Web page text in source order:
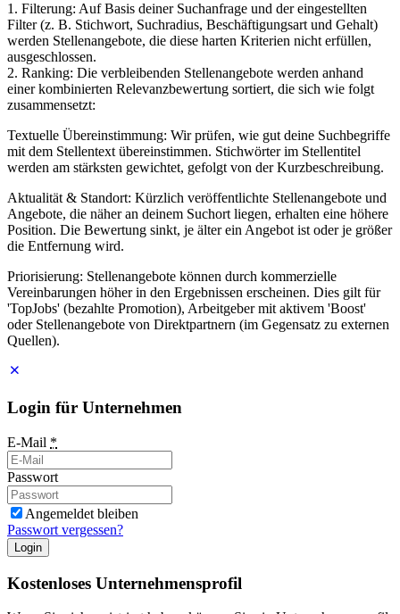
1. Filterung: Auf Basis deiner Suchanfrage und der eingestellten
Filter (z. B. Stichwort, Suchradius, Beschäftigungsart und Gehalt)
werden Stellenangebote, die diese harten Kriterien nicht erfüllen,
ausgeschlossen.
2. Ranking: Die verbleibenden Stellenangebote werden anhand
einer kombinierten Relevanzbewertung sortiert, die sich wie folgt
zusammensetzt:
Textuelle Übereinstimmung: Wir prüfen, wie gut deine Suchbegriffe
mit dem Stellentext übereinstimmen. Stichwörter im Stellentitel
werden am stärksten gewichtet, gefolgt von der Kurzbeschreibung.
Aktualität & Standort: Kürzlich veröffentlichte Stellenangebote und
Angebote, die näher an deinem Suchort liegen, erhalten eine höhere
Position. Die Bewertung sinkt, je älter ein Angebot ist oder je größer
die Entfernung wird.
Priorisierung: Stellenangebote können durch kommerzielle
Vereinbarungen höher in den Ergebnissen erscheinen. Dies gilt für
'TopJobs' (bezahlte Promotion), Arbeitgeber mit aktivem 'Boost'
oder Stellenangebote von Direktpartnern (im Gegensatz zu externen
Quellen).
Login für Unternehmen
E-Mail *
Passwort
Angemeldet bleiben
Passwort vergessen?
Login
Kostenloses Unternehmensprofil